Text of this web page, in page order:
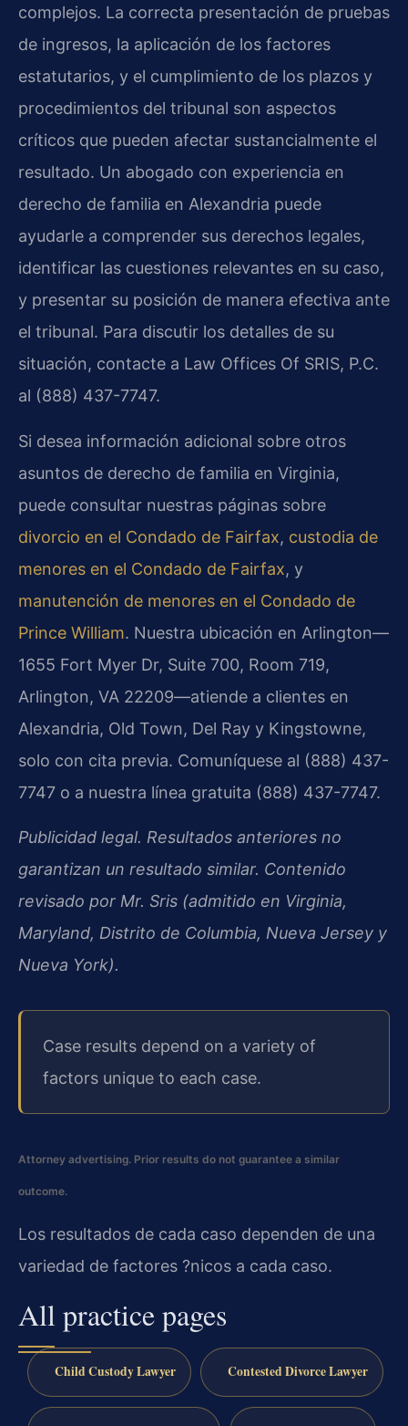
complejos. La correcta presentación de pruebas
de ingresos, la aplicación de los factores
estatutarios, y el cumplimiento de los plazos y
procedimientos del tribunal son aspectos
críticos que pueden afectar sustancialmente el
resultado. Un abogado con experiencia en
derecho de familia en Alexandria puede
ayudarle a comprender sus derechos legales,
identificar las cuestiones relevantes en su caso,
y presentar su posición de manera efectiva ante
el tribunal. Para discutir los detalles de su
situación, contacte a Law Offices Of SRIS, P.C.
al (888) 437-7747.
Si desea información adicional sobre otros
asuntos de derecho de familia en Virginia,
puede consultar nuestras páginas sobre
divorcio en el Condado de Fairfax, custodia de
menores en el Condado de Fairfax, y
manutención de menores en el Condado de
Prince William. Nuestra ubicación en Arlington—
1655 Fort Myer Dr, Suite 700, Room 719,
Arlington, VA 22209—atiende a clientes en
Alexandria, Old Town, Del Ray y Kingstowne,
solo con cita previa. Comuníquese al (888) 437-
7747 o a nuestra línea gratuita (888) 437-7747.
Publicidad legal. Resultados anteriores no
garantizan un resultado similar. Contenido
revisado por Mr. Sris (admitido en Virginia,
Maryland, Distrito de Columbia, Nueva Jersey y
Nueva York).
Case results depend on a variety of
factors unique to each case.
Attorney advertising. Prior results do not guarantee a similar
outcome.
Los resultados de cada caso dependen de una
variedad de factores ?nicos a cada caso.
All practice pages
Child Custody Lawyer Contested Divorce Lawyer